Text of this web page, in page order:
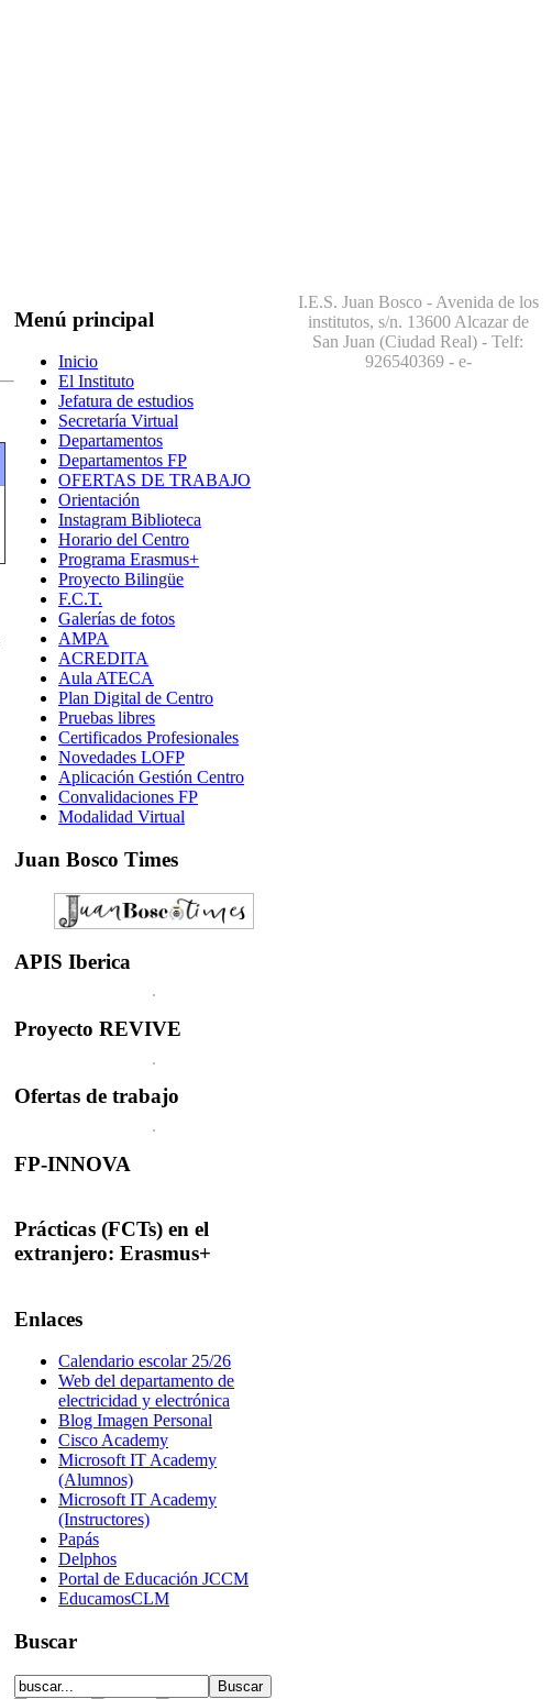
Menú principal
Inicio
El Instituto
Jefatura de estudios
Secretaría Virtual
Departamentos
Departamentos FP
OFERTAS DE TRABAJO
Orientación
Instagram Biblioteca
Horario del Centro
Programa Erasmus+
Proyecto Bilingüe
F.C.T.
Galerías de fotos
AMPA
ACREDITA
Aula ATECA
Plan Digital de Centro
Pruebas libres
Certificados Profesionales
Novedades LOFP
Aplicación Gestión Centro
Convalidaciones FP
Modalidad Virtual
Juan Bosco Times
APIS Iberica
Proyecto REVIVE
Ofertas de trabajo
FP-INNOVA
Prácticas (FCTs) en el
extranjero: Erasmus+
Enlaces
Calendario escolar 25/26
Web del departamento de
electricidad y electrónica
Blog Imagen Personal
Cisco Academy
Microsoft IT Academy
(Alumnos)
Microsoft IT Academy
(Instructores)
Papás
Delphos
Portal de Educación JCCM
EducamosCLM
Buscar
I.E.S. Juan Bosco - Avenida de los
institutos, s/n. 13600 Alcazar de
San Juan (Ciudad Real) - Telf:
926540369- e-